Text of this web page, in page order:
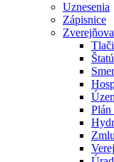
Uznesenia
Zápisnice
Plán